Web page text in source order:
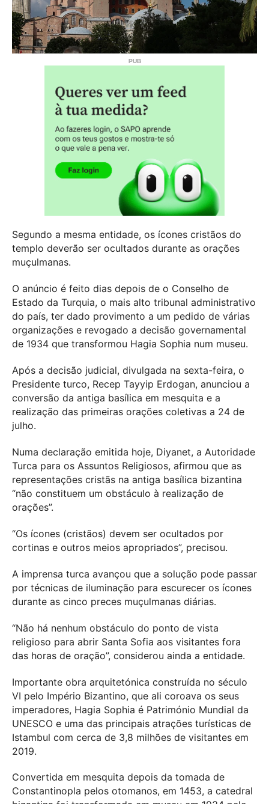
Segundo a mesma entidade, os ícones cristãos do
templo deverão ser ocultados durante as orações
muçulmanas.
O anúncio é feito dias depois de o Conselho de
Estado da Turquia, o mais alto tribunal administrativo
do país, ter dado provimento a um pedido de várias
organizações e revogado a decisão governamental
de 1934 que transformou Hagia Sophia num museu.
Após a decisão judicial, divulgada na sexta-feira, o
Presidente turco, Recep Tayyip Erdogan, anunciou a
conversão da antiga basílica em mesquita e a
realização das primeiras orações coletivas a 24 de
julho.
Numa declaração emitida hoje, Diyanet, a Autoridade
Turca para os Assuntos Religiosos, afirmou que as
representações cristãs na antiga basílica bizantina
“não constituem um obstáculo à realização de
orações”.
“Os ícones (cristãos) devem ser ocultados por
cortinas e outros meios apropriados”, precisou.
A imprensa turca avançou que a solução pode passar
por técnicas de iluminação para escurecer os ícones
durante as cinco preces muçulmanas diárias.
“Não há nenhum obstáculo do ponto de vista
religioso para abrir Santa Sofia aos visitantes fora
das horas de oração”, considerou ainda a entidade.
Importante obra arquitetónica construída no século
VI pelo Império Bizantino, que ali coroava os seus
imperadores, Hagia Sophia é Património Mundial da
UNESCO e uma das principais atrações turísticas de
Istambul com cerca de 3,8 milhões de visitantes em
2019.
Convertida em mesquita depois da tomada de
Constantinopla pelos otomanos, em 1453, a catedral